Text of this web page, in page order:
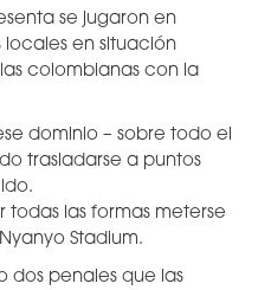
se jugaron en
en situación
colombianas con la
dominio – sobre todo el
trasladarse a puntos
todas las formas meterse
Stadium.
dos penales que las